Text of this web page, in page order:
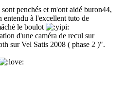
penchés et m'ont aidé buron44,
entendu à l'excellent tuto de
le boulot
d'une caméra de recul sur
sur Vel Satis 2008 ( phase 2 )".